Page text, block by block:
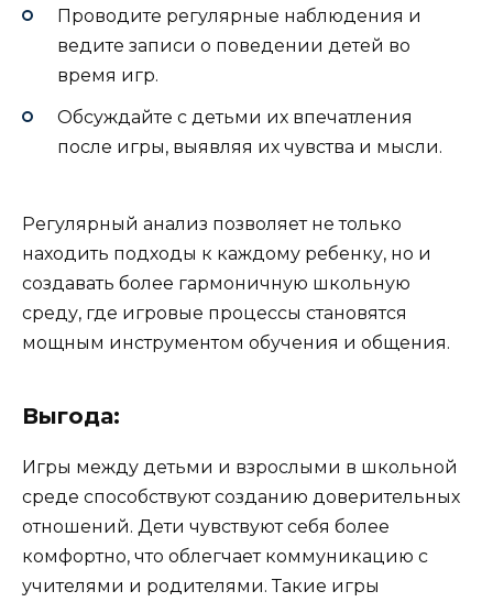
Проводите регулярные наблюдения и
ведите записи о поведении детей во
время игр.
Обсуждайте с детьми их впечатления
после игры, выявляя их чувства и мысли.
Регулярный анализ позволяет не только
находить подходы к каждому ребенку, но и
создавать более гармоничную школьную
среду, где игровые процессы становятся
мощным инструментом обучения и общения.
Выгода:
Игры между детьми и взрослыми в школьной
среде способствуют созданию доверительных
отношений. Дети чувствуют себя более
комфортно, что облегчает коммуникацию с
учителями и родителями. Такие игры